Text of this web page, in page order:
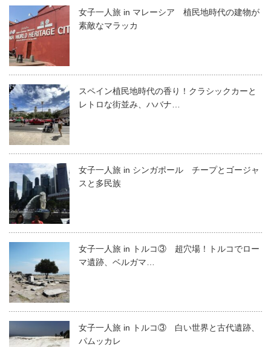
女子一人旅 in マレーシア 植民地時代の建物が
素敵なマラッカ
スペイン植民地時代の香り！クラシックカーと
レトロな街並み、ハバナ…
女子一人旅 in シンガポール チープとゴージャ
スと多民族
女子一人旅 in トルコ③ 超穴場！トルコでロー
マ遺跡、ベルガマ…
女子一人旅 in トルコ③ 白い世界と古代遺跡、
パムッカレ